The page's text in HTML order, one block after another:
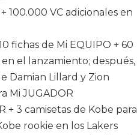
100.000 VC adicionales en
fichas de Mi EQUIPO + 60
el lanzamiento; después,
Damian Lillard y Zion
Mi JUGADOR
+ 3 camisetas de Kobe para
rookie en los Lakers